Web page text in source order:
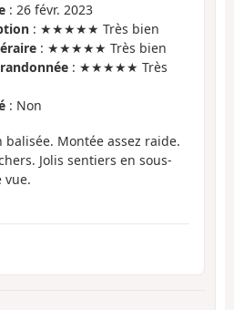
: 26 févr. 2023
: ★★★★★ Très bien
: ★★★★★ Très bien
: ★★★★★ Très
: Non
Montée assez raide.
Jolis sentiers en sous-
vue.